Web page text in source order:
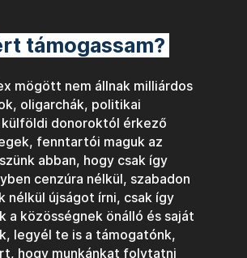
támogassam?
mögött nem állnak milliárdos
oligarchák, politikai
donoroktól érkező
fenntartói maguk az
abban, hogy csak így
cenzúra nélkül, szabadon
nélkül újságot írni, csak így
a közösségnek önálló és saját
legyél te is a támogatónk,
hogy munkánkat folytatni